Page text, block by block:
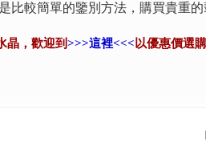
較簡單的鑒別方法，購買貴重的
晶，歡迎到>>>這裡<<< 以優惠價選